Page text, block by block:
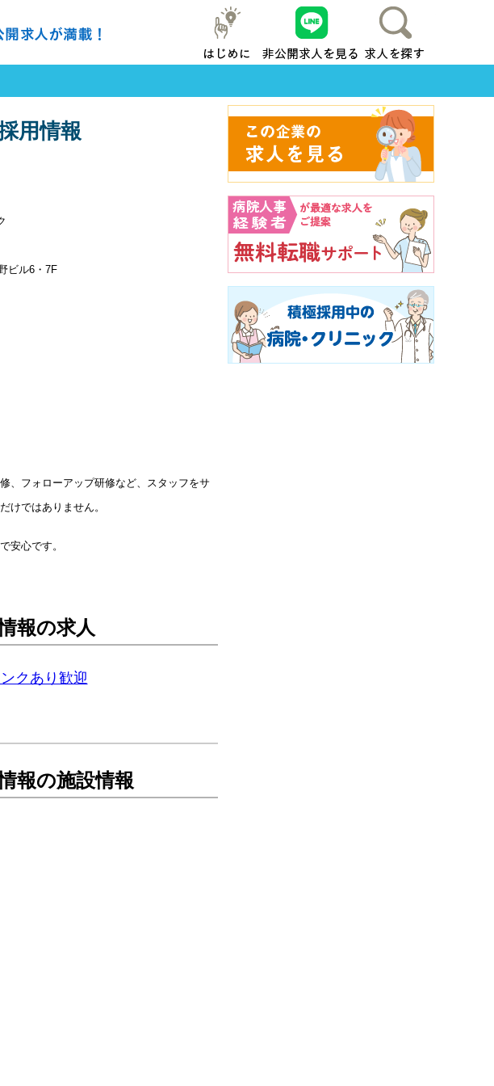
はじめに 友だち追加
用情報
ビル6・7F
、フォローアップ研修など、スタッフをサ
けではありません。
安心です。
報の求人
クあり歓迎
報の施設情報